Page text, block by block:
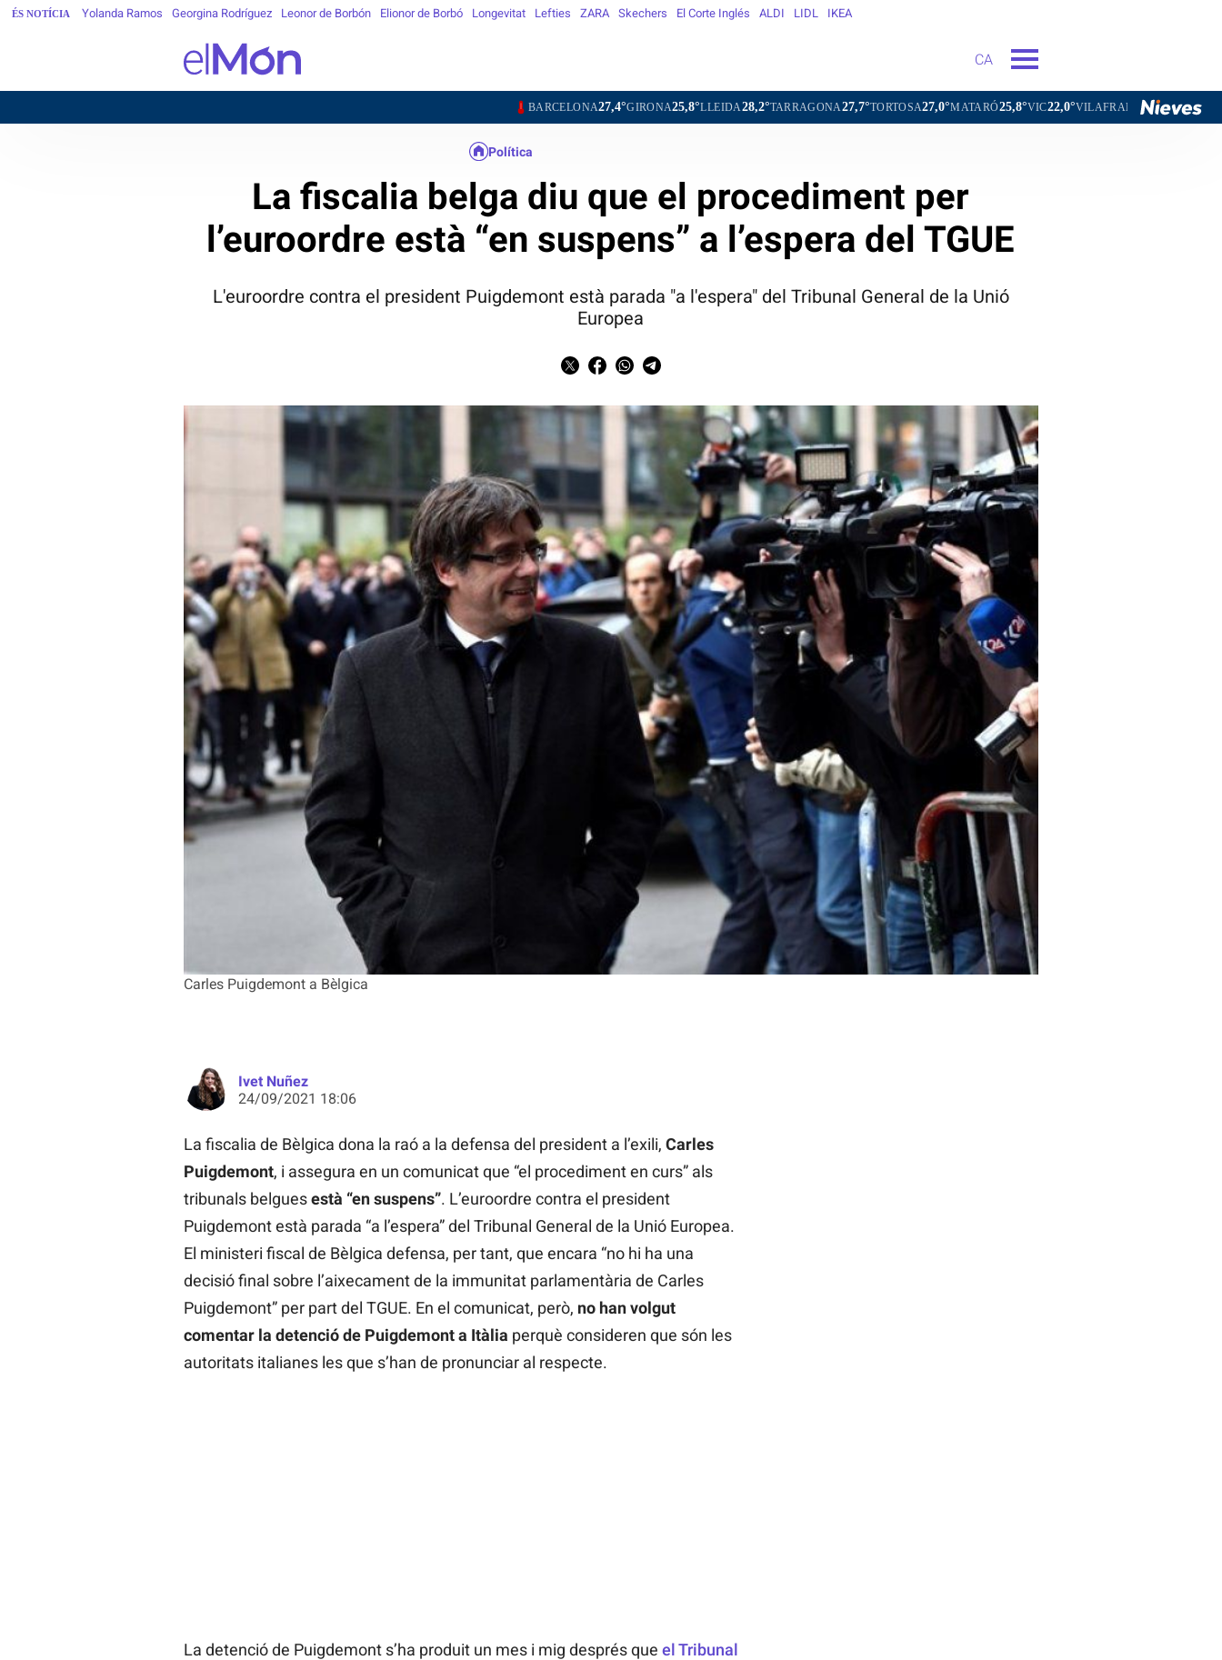
ÉS NOTÍCIA Yolanda Ramos Georgina Rodríguez Leonor de Borbón Elionor de Borbó Longevitat Lefties ZARA Skechers El Corte Inglés ALDI LIDL IKEA
CA
27,4°GIRONA25,8°LLEIDA28,2°TARRAGONA27,7°TORTOSA27,0°MATARÓ25,8°VIC22,0°VILAFRANCA DEL PENEDÈS24,4°
Carles Puigdemont a Bèlgica
Política
La fiscalia belga diu que el procediment per
l’euroordre està “en suspens” a l’espera del TGUE
L'euroordre contra el president Puigdemont està parada "a l'espera" del Tribunal General de la Unió
Europea
Ivet Nuñez
24/09/2021 18:06
La fiscalia de Bèlgica dona la raó a la defensa del president a l’exili, Carles
Puigdemont, i assegura en un comunicat que “el procediment en curs” als
tribunals belguesestà “en suspens”. L’euroordre contra el president
Puigdemont està parada “a l’espera” del Tribunal General de la Unió Europea.
El ministeri fiscal de Bèlgica defensa, per tant, que encara “no hi ha una
decisió final sobre l’aixecament de la immunitat parlamentària de Carles
Puigdemont” per part del TGUE. En el comunicat, però, no han volgut
comentar la detenció de Puigdemont a Itàlia perquè consideren que són les
autoritats italianes les que s’han de pronunciar al respecte.
La detenció de Puigdemont s’ha produit un mes i mig després que el Tribunal